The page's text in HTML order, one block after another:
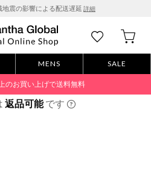
地震の影響による配送遅延 詳細
MENS SALE
のお買い上げで送料無料
返品可能です